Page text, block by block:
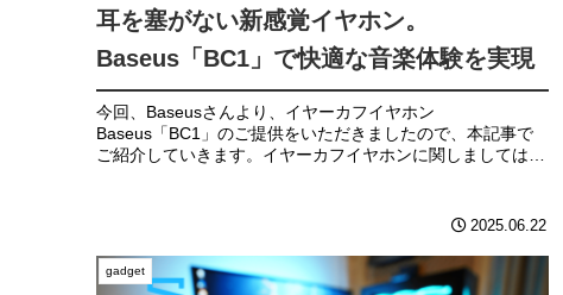
耳を塞がない新感覚イヤホン。
Baseus「BC1」で快適な音楽体験を実現
今回、Baseusさんより、イヤーカフイヤホン
Baseus「BC1」のご提供をいただきましたので、本記事で
ご紹介していきます。イヤーカフイヤホンに関しましては、
2025.06.22
gadget